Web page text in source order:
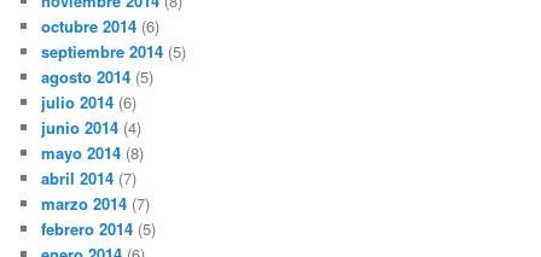
octubre 2014 (6)
septiembre 2014 (5)
agosto 2014 (5)
julio 2014 (6)
junio 2014 (4)
mayo 2014 (8)
abril 2014 (7)
marzo 2014 (7)
febrero 2014 (5)